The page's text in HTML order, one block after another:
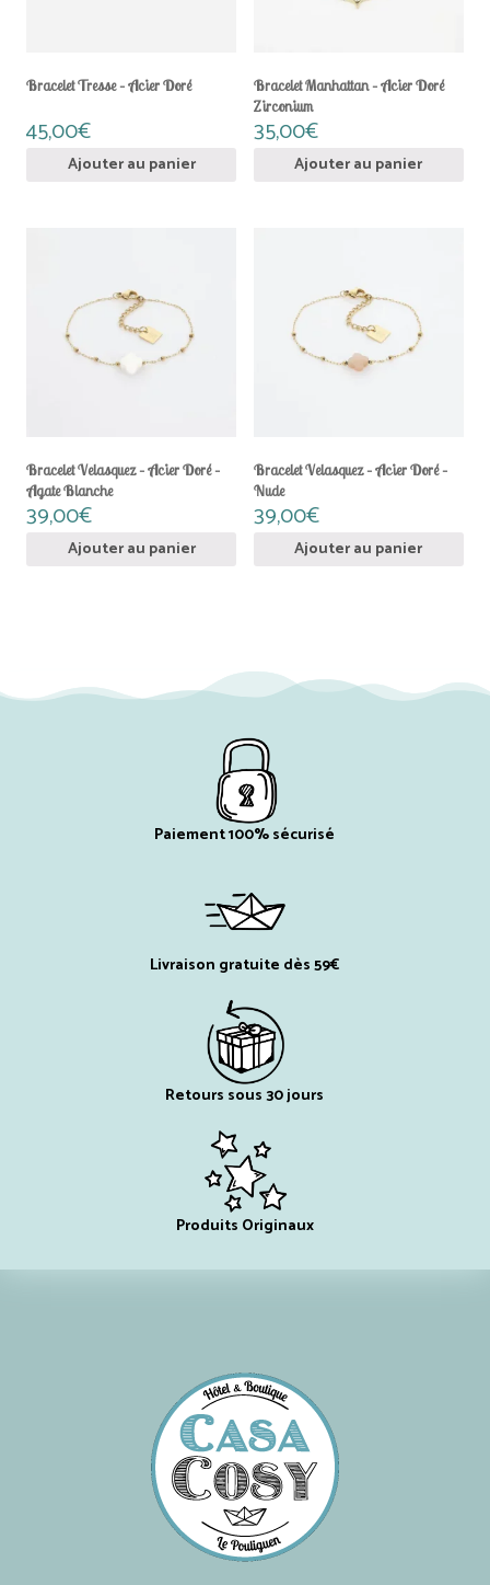
Bracelet Tresse – Acier Doré
45,00€
Ajouter au panier
Bracelet Manhattan – Acier Doré
Zirconium
35,00€
Ajouter au panier
Bracelet Velasquez – Acier Doré –
Agate Blanche
39,00€
Ajouter au panier
Bracelet Velasquez – Acier Doré –
Nude
39,00€
Ajouter au panier
Paiement 100% sécurisé
Livraison gratuite dès 59€
Retours sous 30 jours
Produits Originaux